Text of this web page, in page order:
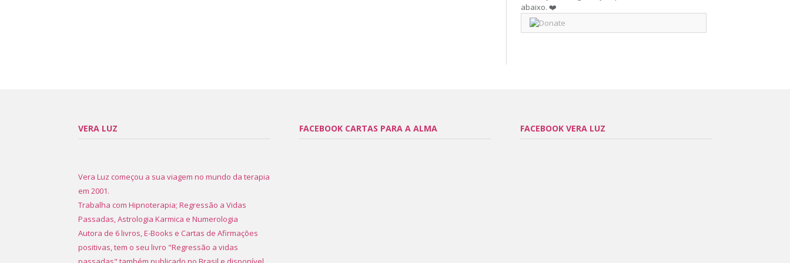
abaixo. ❤️
VERA LUZ
Vera Luz começou a sua viagem no mundo da terapia
em 2001.
Trabalha com Hipnoterapia; Regressão a Vidas
Passadas, Astrologia Karmica e Numerologia
Autora de 6 livros, E-Books e Cartas de Afirmações
positivas, tem o seu livro "Regressão a vidas
FACEBOOK CARTAS PARA A ALMA FACEBOOK VERA LUZ